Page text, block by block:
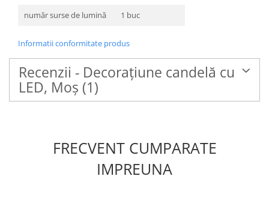
număr surse de lumină
1 buc
Informatii conformitate produs
Recenzii - Decoraţiune candelă cu
LED, Moş (1)
FRECVENT CUMPARATE
IMPREUNA